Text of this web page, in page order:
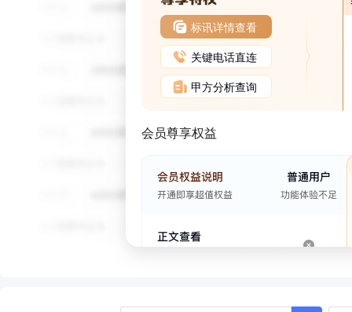
标讯详情查看
关键电话直连
甲方分析查询
会员尊享权益